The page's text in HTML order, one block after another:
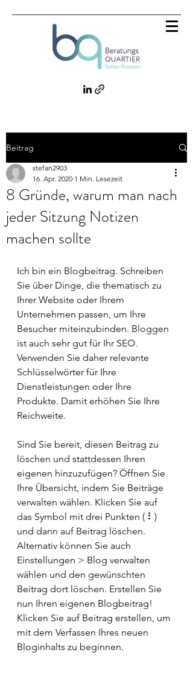
Beitrag
8 Gründe, warum man nach
jeder Sitzung Notizen
machen sollte
stefan2903
16. Apr. 2020 1 Min. Lesezeit
Ich bin ein Blogbeitrag. Schreiben
Sie über Dinge, die thematisch zu
Ihrer Website oder Ihrem
Unternehmen passen, um Ihre
Besucher miteinzubinden. Bloggen
ist auch sehr gut für Ihr SEO.
Verwenden Sie daher relevante
Schlüsselwörter für Ihre
Dienstleistungen oder Ihre
Produkte. Damit erhöhen Sie Ihre
Reichweite.
Sind Sie bereit, diesen Beitrag zu
löschen und stattdessen Ihren
eigenen hinzuzufügen? Öffnen Sie
Ihre Übersicht, indem Sie Beiträge
verwalten wählen. Klicken Sie auf
das Symbol mit drei Punkten ( ⠇)
und dann auf Beitrag löschen.
Alternativ können Sie auch
Einstellungen > Blog verwalten
wählen und den gewünschten
Beitrag dort löschen. Erstellen Sie
nun Ihren eigenen Blogbeitrag!
Klicken Sie auf Beitrag erstellen, um
mit dem Verfassen Ihres neuen
Bloginhalts zu beginnen.